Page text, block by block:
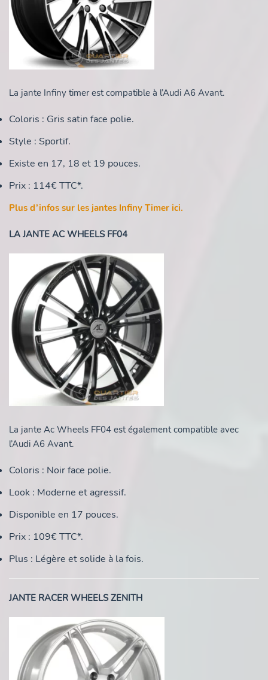
La jante Infiny timer est compatible à l’Audi A6 Avant.
Coloris : Gris satin face polie.
Style : Sportif.
Existe en 17, 18 et 19 pouces.
Prix : 114€ TTC*.
Plus d’infos sur les jantes Infiny Timer ici.
LA JANTE AC WHEELS FF04
La jante Ac Wheels FF04 est également compatible avec
l’Audi A6 Avant.
Coloris : Noir face polie.
Look : Moderne et agressif.
Disponible en 17 pouces.
Prix : 109€ TTC*.
Plus : Légère et solide à la fois.
JANTE RACER WHEELS ZENITH